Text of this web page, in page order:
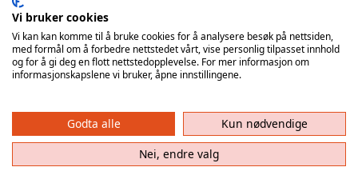
Ansvarlig redaktør: Tore Solberg
Haslum HK har ikke ansvar for innhold på eksterne nettsider som det lenkes til. Kopiering
av materiale fra Haslum HK for bruk annet sted er ikke tillatt uten avtale.
Vi bruker cookies
Vi kan kan komme til å bruke cookies for å analysere besøk på nettsiden,
med formål om å forbedre nettstedet vårt, vise personlig tilpasset innhold
og for å gi deg en flott nettstedopplevelse. For mer informasjon om
informasjonskapslene vi bruker, åpne innstillingene.
Godta alle
Kun nødvendige
Nei, endre valg